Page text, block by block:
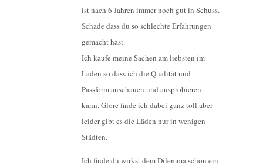
ist nach 6 Jahren immer noch gut in Schuss.
Schade dass du so schlechte Erfahrungen
gemacht hast.
Ich kaufe meine Sachen am liebsten im
Laden so dass ich die Qualität und
Passform anschauen und ausprobieren
kann. Glore finde ich dabei ganz toll aber
leider gibt es die Läden nur in wenigen
Städten.
Ich finde du wirkst dem Dilemma schon ein